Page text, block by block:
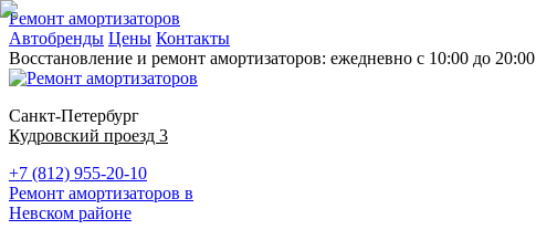
Ремонт амортизаторов
Автобренды Цены Контакты
Восстановление и ремонт амортизаторов: ежедневно с 10:00 до 20:00
Санкт-Петербург
Кудровский проезд 3
+7 (812) 955-20-10
Ремонт амортизаторов в
Невском районе